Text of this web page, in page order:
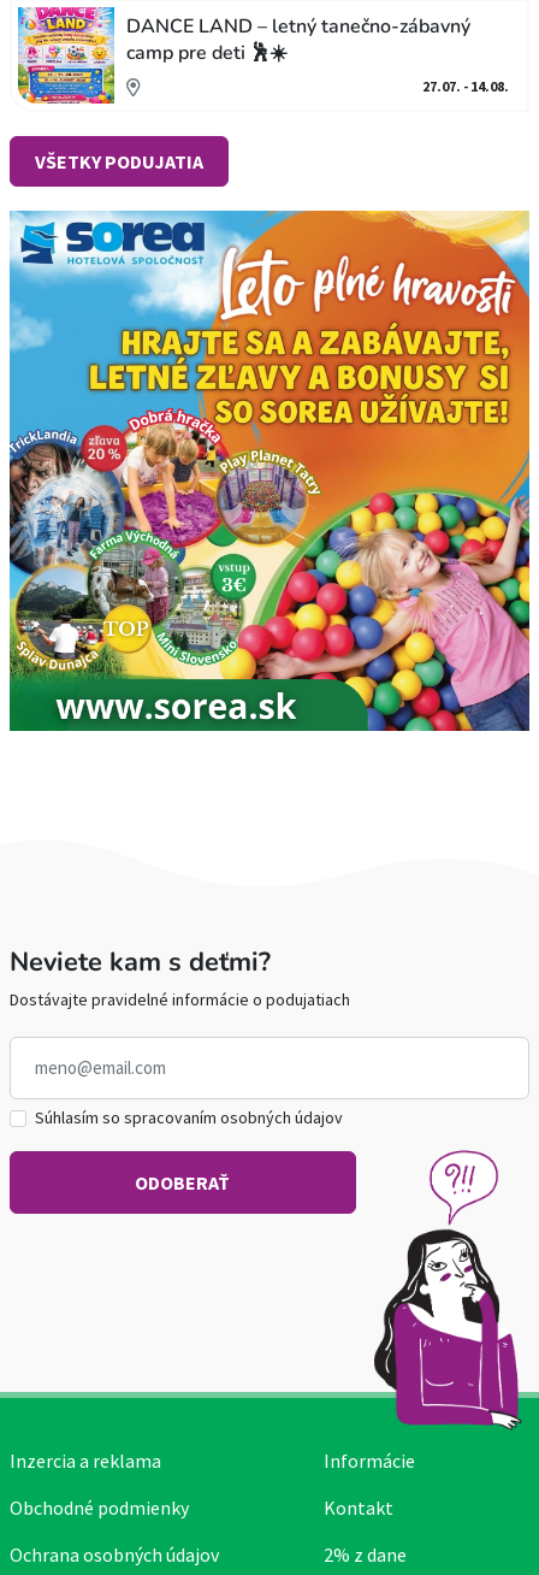
DANCE LAND – letný tanečno-zábavný
camp pre deti 🕺☀️
27.07. - 14.08.
VŠETKY PODUJATIA
Neviete kam s deťmi?
Dostávajte pravidelné informácie o podujatiach
Súhlasím so spracovaním osobných údajov
Inzercia a reklama
Obchodné podmienky
Ochrana osobných údajov
Informácie
Kontakt
2% z dane